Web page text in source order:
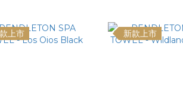
上市 新款上市